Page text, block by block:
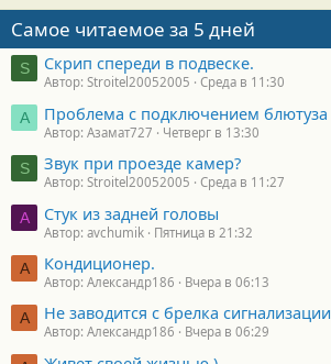
Самое читаемое за 5 дней
S Скрип спереди в подвеске.
Автор: Stroitel20052005 Среда в 11:30
А Проблема с подключением блютуза
Автор: Азамат727 Четверг в 13:30
S Звук при проезде камер?
Автор: Stroitel20052005 Среда в 11:27
A Стук из задней головы
Автор: avchumik Пятница в 21:32
А Кондиционер.
Автор: Александр186 Вчера в 06:13
А Не заводится с брелка сигнализации
Автор: Александр186 Вчера в 06:29